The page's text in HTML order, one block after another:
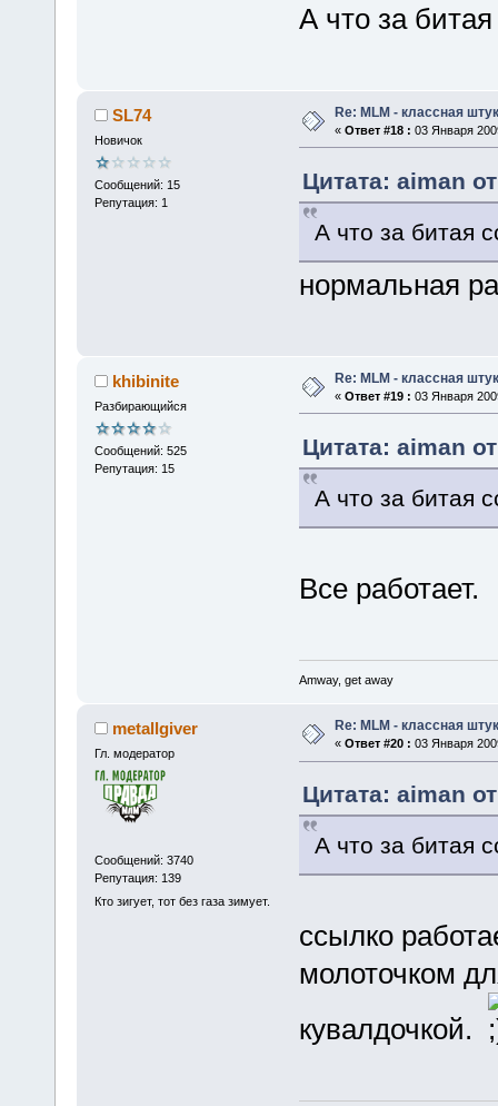
А что за
SL74
Новичок
Сообщений: 15
Репутация: 1
Re: MLM - классная
« Ответ #18 : 03 Января
Цитата: aiman
А что за битая
нормальная
khibinite
Разбирающийся
Сообщений: 525
Репутация: 15
Re: MLM - классная
« Ответ #19 : 03 Января
Цитата: aiman
А что за битая
Все работает.
Amway, get away
metallgiver
Гл. модератор
Сообщений: 3740
Репутация: 139
Кто зигует, тот без газа зимует.
Re: MLM - классная
« Ответ #20 : 03 Января
Цитата: aiman
А что за битая
ссылко
молоточком
кувалдочкой.